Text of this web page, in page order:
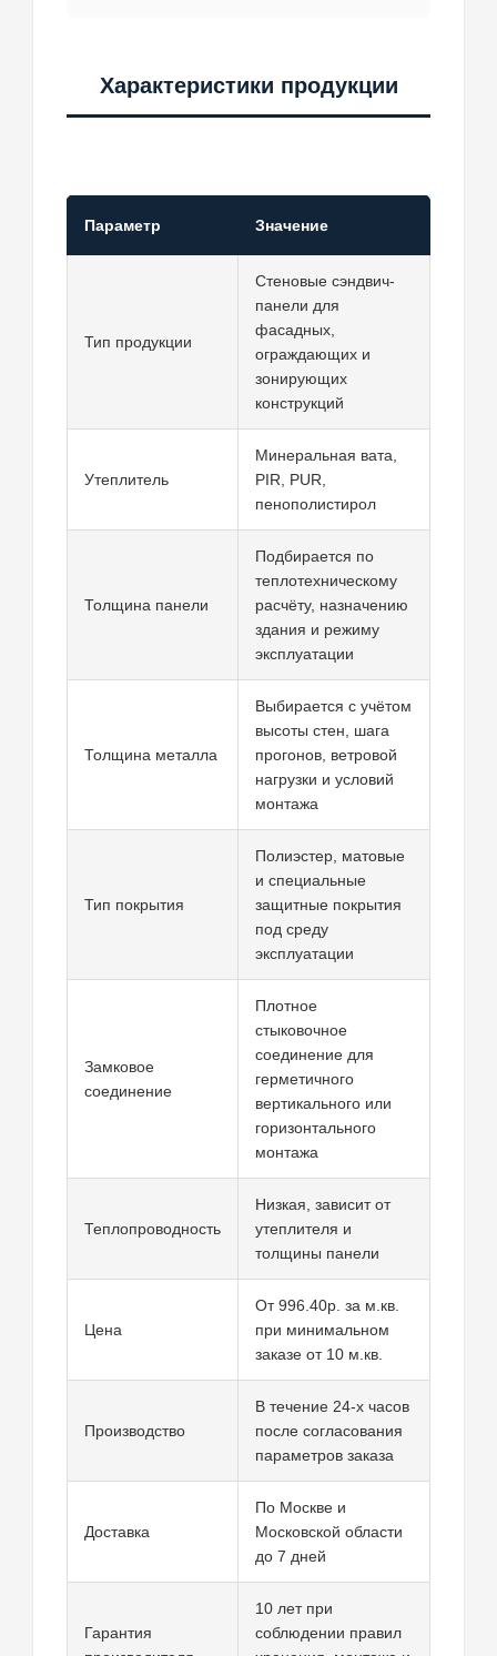
Характеристики продукции
Параметр Значение
Тип продукции
Стеновые сэндвич-
панели для
фасадных,
ограждающих и
зонирующих
конструкций
Утеплитель
Минеральная вата,
PIR, PUR,
пенополистирол
Толщина панели
Подбирается по
теплотехническому
расчёту, назначению
здания и режиму
эксплуатации
Толщина металла
Выбирается с учётом
высоты стен, шага
прогонов, ветровой
нагрузки и условий
монтажа
Тип покрытия
Полиэстер, матовые
и специальные
защитные покрытия
под среду
эксплуатации
Замковое
соединение
Плотное
стыковочное
соединение для
герметичного
вертикального или
горизонтального
монтажа
Теплопроводность
Низкая, зависит от
утеплителя и
толщины панели
Цена
От 996.40р. за м.кв.
при минимальном
заказе от 10 м.кв.
Производство
В течение 24-х часов
после согласования
параметров заказа
Доставка
По Москве и
Московской области
до 7 дней
Гарантия
10 лет при
соблюдении правил